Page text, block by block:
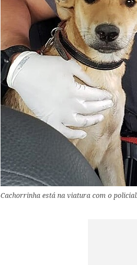
Cachorrinha está na viatura com o